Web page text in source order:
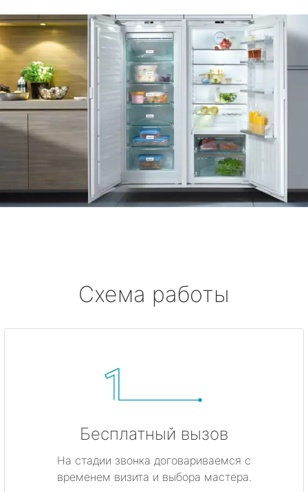
Схема работы
Бесплатный вызов
На стадии звонка договариваемся с
временем визита и выбора мастера.